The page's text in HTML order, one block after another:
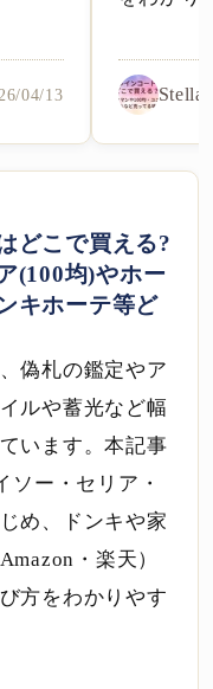
04/13 Stella
どこで買える?
(100均)やホー
キホーテ等ど
偽札の鑑定やア
ルや蓄光など幅
います。本記事
ソー・セリア・
め、ドンキや家
・楽天）
方をわかりやす